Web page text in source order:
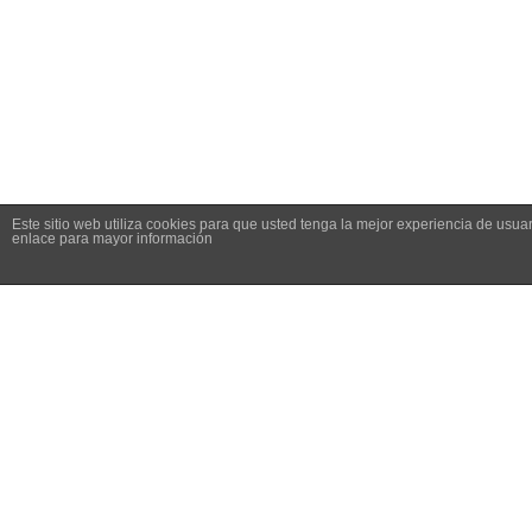
Este sitio web utiliza cookies para que usted tenga la mejor experiencia de
enlace para mayor información
Usamos cookies para mejorar su experiencia de
analizar nuestro tráfico. Al hacer clic en “Aceptar todo”